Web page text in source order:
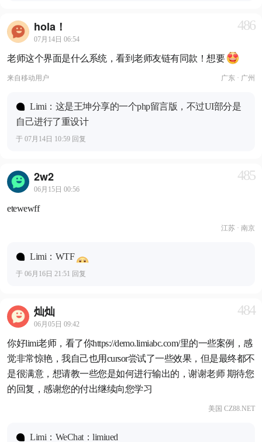
hola！
07月14日 06:54
486
老师这个界面是什么系统，看到老师友链有同款！想要
来自移动用户 广东 · 广州
Limi：这是王坤分享的一个php留言版，不过UI部分是
自己进行了重设计
于 07月14日 10:59 回复
2w2
06月15日 00:56
485
etewewff
江苏 · 南京
Limi：WTF
于 06月16日 21:51 回复
灿灿
06月05日 09:42
484
你好limi老师，看了你https://demo.limiabc.com/里的一些案例，感
觉非常惊艳，我自己也用cursor尝试了一些效果，但是最终都不
是很满意，想请教一些您是如何进行输出的，谢谢老师 期待您
的回复，感谢您的付出继续向您学习
美国 CZ88.NET
Limi：WeChat：limiued